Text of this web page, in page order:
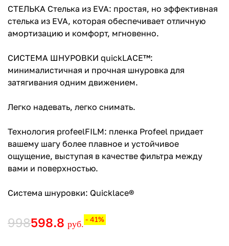
СТЕЛЬКА Стелька из EVA: простая, но эффективная
стелька из EVA, которая обеспечивает отличную
амортизацию и комфорт, мгновенно.
СИСТЕМА ШНУРОВКИ quickLACE™:
минималистичная и прочная шнуровка для
затягивания одним движением.
Легко надевать, легко снимать.
Технология profeelFILM: пленка Profeel придает
вашему шагу более плавное и устойчивое
ощущение, выступая в качестве фильтра между
вами и поверхностью.
Система шнуровки: Quicklace®
998598.8 руб. - 41%